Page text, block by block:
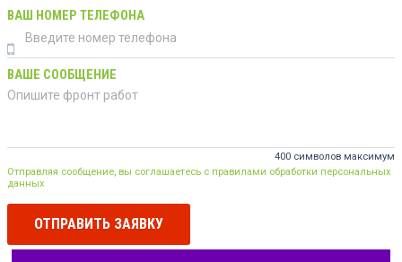
ВАШ НОМЕР ТЕЛЕФОНА
ВАШЕ СООБЩЕНИЕ
400 символов максимум
Отправляя сообщение, вы соглашаетесь с правилами обработки персональных
данных
ОТПРАВИТЬ ЗАЯВКУ